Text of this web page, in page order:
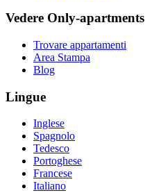
Vedere Only-apartments
Trovare appartamenti
Area Stampa
Blog
Lingue
Inglese
Spagnolo
Tedesco
Portoghese
Francese
Italiano